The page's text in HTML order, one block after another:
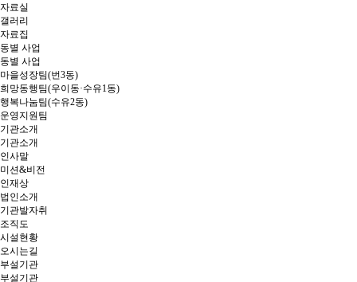
자료실
갤러리
자료집
동별 사업
동별 사업
마을성장팀(번3동)
희망동행팀(우이동·수유1동)
행복나눔팀(수유2동)
운영지원팀
기관소개
기관소개
인사말
미션&비전
인재상
법인소개
기관발자취
조직도
시설현황
오시는길
부설기관
부설기관